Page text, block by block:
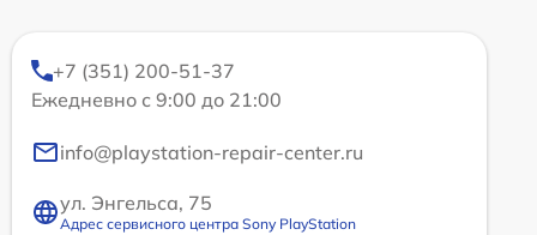
+7 (351) 200-51-37
Ежедневно с 9:00 до 21:00
info@playstation-repair-center.ru
ул. Энгельса, 75
Адрес сервисного центра Sony PlayStation